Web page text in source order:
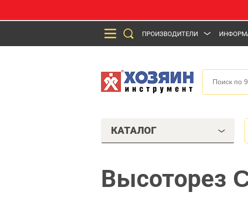
ПРОИЗВОДИТЕЛИ
КАТАЛОГ
Высоторез